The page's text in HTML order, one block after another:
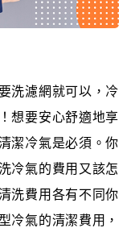
洗濾網就可以，冷
想要安心舒適地享
潔冷氣是必須。你
冷氣的費用又該怎
洗費用各有不同你
冷氣的清潔費用，